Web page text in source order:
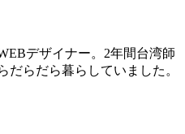
デザイナー。2年間台湾師
だらだら暮らしていました。